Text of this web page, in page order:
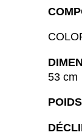
53 cm
POIDS